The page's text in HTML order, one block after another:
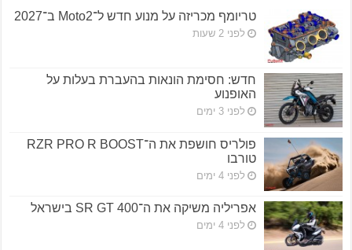
טריומף מכריזה על מנוע חדש ל־Moto2 ב־2027
לפני 2 שעות
חדש: חסימת הונאות בהעברת בעלות על
האופנוע
לפני 3 ימים
פולריס חושפת את ה־RZR PRO R BOOST
טורבו
לפני 4 ימים
אפריליה משיקה את ה־SR GT 400 בישראל
לפני 4 ימים